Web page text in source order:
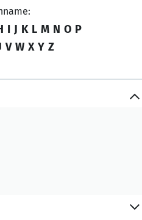
I J K L M N O P
V W X Y Z